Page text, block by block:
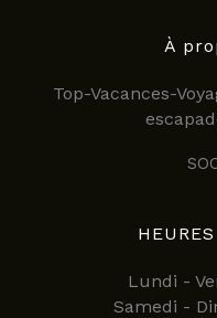
À
Top-Vacances-
Lundi -
Samedi -